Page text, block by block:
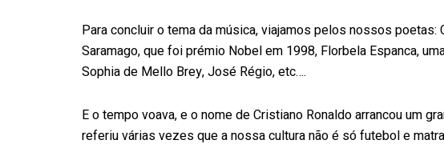
Para concluir o tema da música, viajamos pelos nossos poetas:
Saramago, que foi prémio Nobel em 1998, Florbela Espanca,
Sophia de Mello Brey, José Régio, etc….
E o tempo voava, e o nome de Cristiano Ronaldo arrancou um
referiu várias vezes que a nossa cultura não é só futebol e